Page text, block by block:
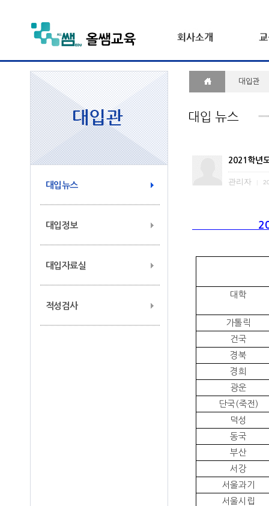
대입뉴스
대입정보
대입자료실
적성검사
대입관
2021학년
관리자
2021학
대학
가톨릭
건국
경북
경희
광운
단국 (죽전 )
덕성
동국
부산
서강
서울과기
서울시립